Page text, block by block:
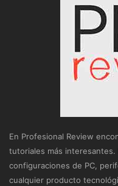
En Profesional Review
tutoriales más interesantes.
configuraciones de PC,
cualquier producto